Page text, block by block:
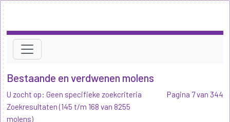
Bestaande en verdwenen molens
U zocht op: Geen specifieke zoekcriteria
Zoekresultaten (145 t/m 168 van 8255
molens)
Pagina 7 van 344